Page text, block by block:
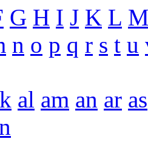
G H I J K L
n o p q r s t u
al am an ar as